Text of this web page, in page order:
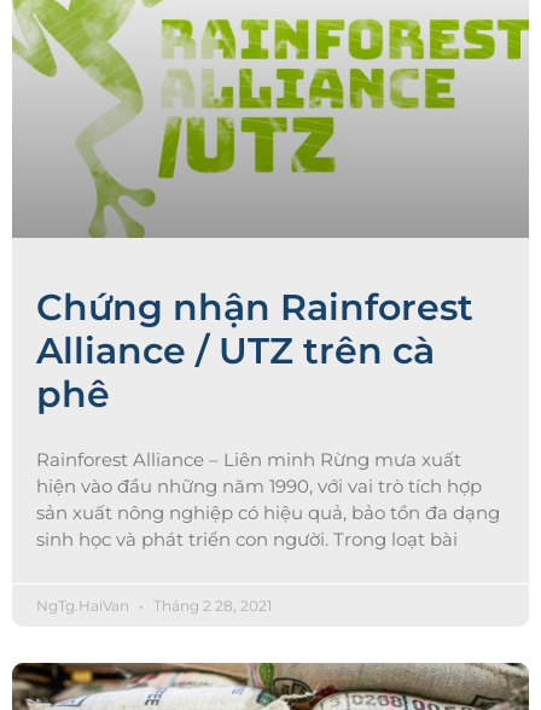
Chứng nhận Rainforest
Alliance / UTZ trên cà
phê
Rainforest Alliance – Liên minh Rừng mưa xuất
hiện vào đầu những năm 1990, với vai trò tích hợp
sản xuất nông nghiệp có hiệu quả, bảo tồn đa dạng
sinh học và phát triển con người. Trong loạt bài
NgTg.HaiVan Tháng 2 28, 2021